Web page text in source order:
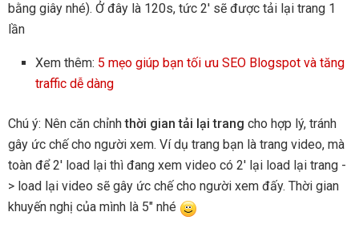
bằng giây nhé). Ở đây là 120s, tức 2′ sẽ được tải lại trang 1
lần
Xem thêm: 5 mẹo giúp bạn tối ưu SEO Blogspot và tăng
traffic dễ dàng
Chú ý: Nên căn chỉnhthời gian tải lại trang cho hợp lý, tránh
gây ức chế cho người xem. Ví dụ trang bạn là trang video, mà
toàn để 2′ load lại thì đang xem video có 2′ lại load lại trang -
> load lại video sẽ gây ức chế cho người xem đấy. Thời gian
khuyến nghị của mình là 5″ nhé